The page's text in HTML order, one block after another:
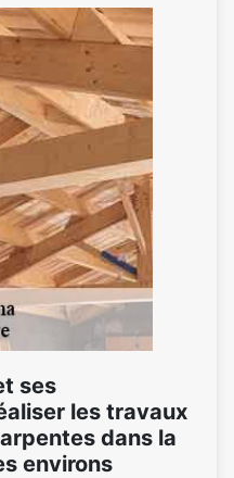
ses
les travaux
dans la
environs